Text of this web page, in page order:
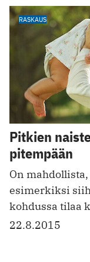
RASKAUS
Pitkien
pitempään
On
esimerkiksi
kohdussa tilaa
22.8.2015